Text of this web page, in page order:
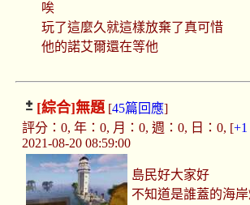
唉
玩了這麼久就這樣放棄了真可惜
他的諾艾爾還在等他
[綜合]無題[45篇回應]
評分：0, 年：0, 月：0, 週：0, 日：0, [+1
2021-08-20 08:59:00
島民好大家好
不知道是誰蓋的海